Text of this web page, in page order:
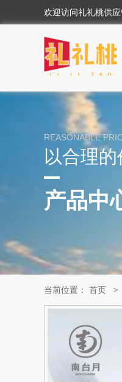
欢迎访问礼礼桃供
REASONABLE
以合理
产品中
当前位置： 首页 >